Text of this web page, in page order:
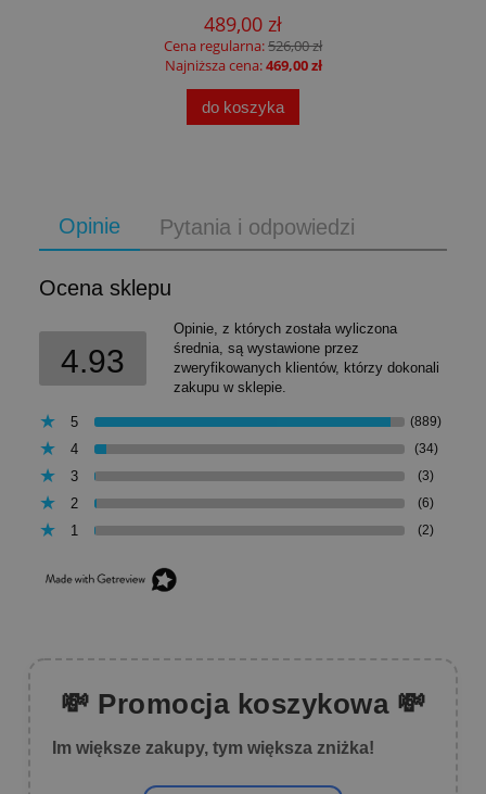
489,00 zł
Cena regularna:526,00 zł
Najniższa cena:469,00 zł
do koszyka
Opinie Pytania i odpowiedzi
Ocena sklepu
4.93
Opinie, z których została wyliczona
średnia, są wystawione przez
zweryfikowanych klientów, którzy dokonali
zakupu w sklepie.
5 (889)
4 (34)
3 (3)
2 (6)
1 (2)
💸 Promocja koszykowa 💸
Im większe zakupy, tym większa zniżka!